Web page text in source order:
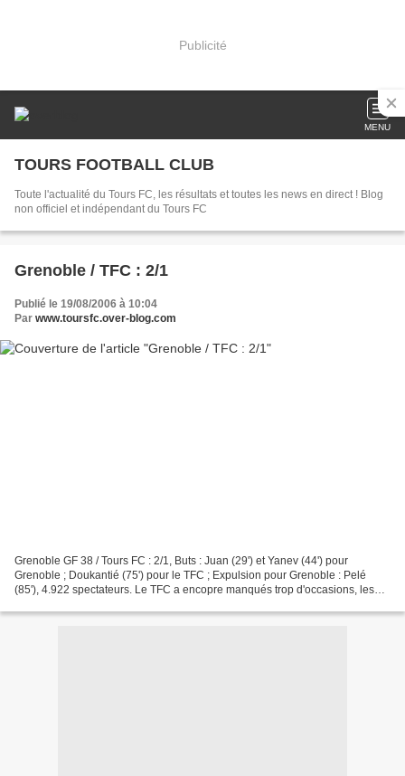
Publicité
MENU
TOURS FOOTBALL CLUB
Toute l'actualité du Tours FC, les résultats et toutes les news en direct ! Blog
non officiel et indépendant du Tours FC
Grenoble / TFC : 2/1
Publié le 19/08/2006 à 10:04
Par www.toursfc.over-blog.com
Grenoble GF 38 / Tours FC : 2/1, Buts : Juan (29') et Yanev (44') pour
Grenoble ; Doukantié (75') pour le TFC ; Expulsion pour Grenoble : Pelé
(85'), 4.922 spectateurs. Le TFC a encopre manqués trop d'occasions, les